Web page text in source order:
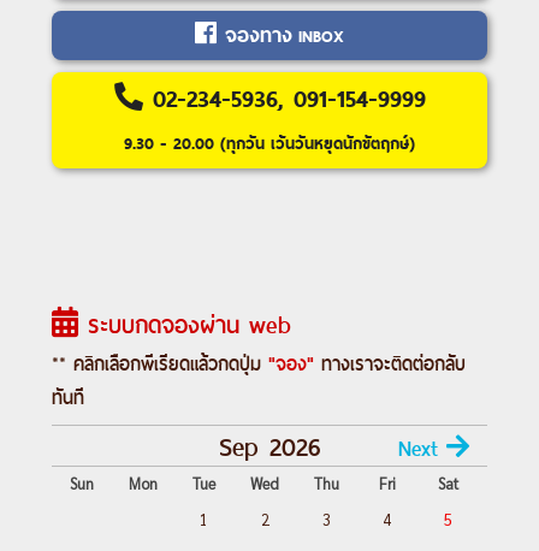
นบรุนน์ (Schonbrunn Palace)ㆍถนนคาร์ท
เนอร์ (Karntner Strasse)ㆍDesigner Outlet
Salzburg (Designer Outlet Salzburg)
Day 1 :สนามบินสุวรรณภูมิ
ปราสาทครุมลอฟ-คาร์โลวี วารี
Day 4 :คาร์โลวี วารี ชมเมืองคาร์โรวี วารี-
ปราก-สะพานชาร์ล-ประตูเมืองเก่า-มหา
วิหารเซนต์วิตุส
ปราก-เข้าชมปราสาทแห่งปราก-บรา
ติสลาวา-ถ่ายรูปกับปราสาทบราติสลาวา-ชม
เมืองเก่าบราติสลาวา
จองทาง INBOX
02-234-5936, 091-154-9999
9.30 - 20.00 (ทุกวัน เว้นวันหยุดนักขัตฤกษ์)
ระบบกดจองผ่าน web
** คลิกเลือกพีเรียดแล้วกดปุ่ม "จอง" ทางเราจะติดต่อกลับ
ทันที
Sep 2026 Next
Sun Mon Tue Wed Thu Fri
Sat
1
2 3 4 5